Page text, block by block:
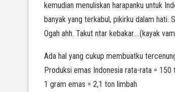
kemudian menuliskan harapanku untuk
banyak yang terkabul, pikirku dalam hati.
Ogah ahh. Takut ntar kebakar….(kayak
Ada hal yang cukup membuatku
Produksi emas Indonesia rata-rata = 150
1 gram emas = 2,1 ton limbah